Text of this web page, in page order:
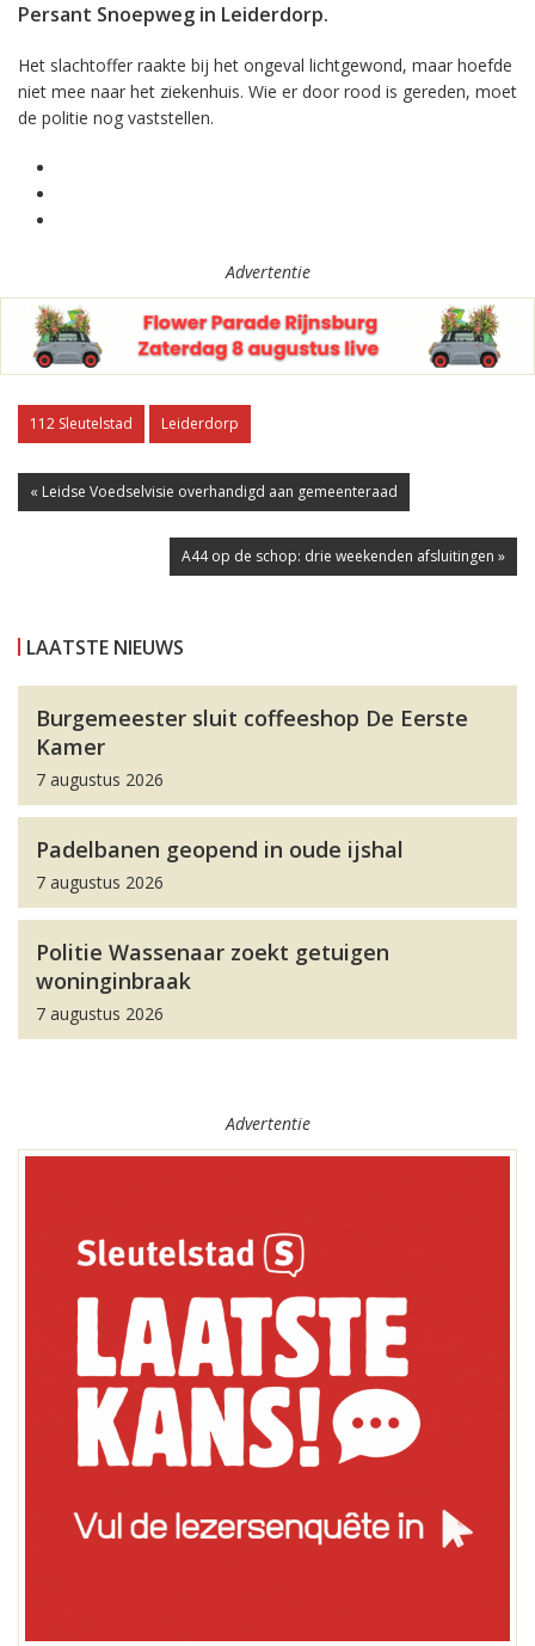
Persant Snoepweg in Leiderdorp.
Het slachtoffer raakte bij het ongeval lichtgewond, maar hoefde
niet mee naar het ziekenhuis. Wie er door rood is gereden, moet
de politie nog vaststellen.
Advertentie
112 Sleutelstad Leiderdorp
« Leidse Voedselvisie overhandigd aan gemeenteraad
A44 op de schop: drie weekenden afsluitingen »
LAATSTE NIEUWS
Burgemeester sluit coffeeshop De Eerste
Kamer
7 augustus 2026
Padelbanen geopend in oude ijshal
7 augustus 2026
Politie Wassenaar zoekt getuigen
woninginbraak
7 augustus 2026
Advertentie